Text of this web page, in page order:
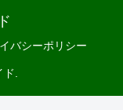
バシーポリシー
.